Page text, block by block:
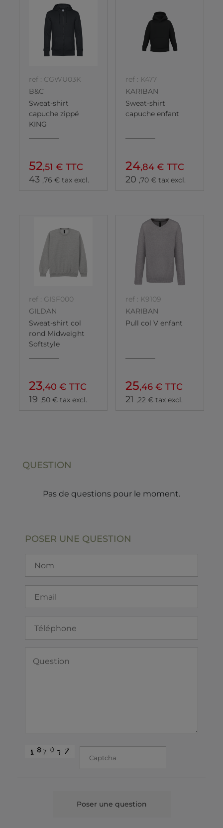
ref : CGWU03K
B&C
Sweat-shirt
capuche zippé
KING
52,51 € TTC
43 ,76 € tax excl.
ref : K477
KARIBAN
Sweat-shirt
capuche enfant
24,84 € TTC
20 ,70 € tax excl.
ref : GISF000
GILDAN
Sweat-shirt col
rond Midweight
Softstyle
23,40 € TTC
19 ,50 € tax excl.
ref : K9109
KARIBAN
Pull col V enfant
25,46 € TTC
21 ,22 € tax excl.
QUESTION
Pas de questions pour le moment.
POSER UNE QUESTION